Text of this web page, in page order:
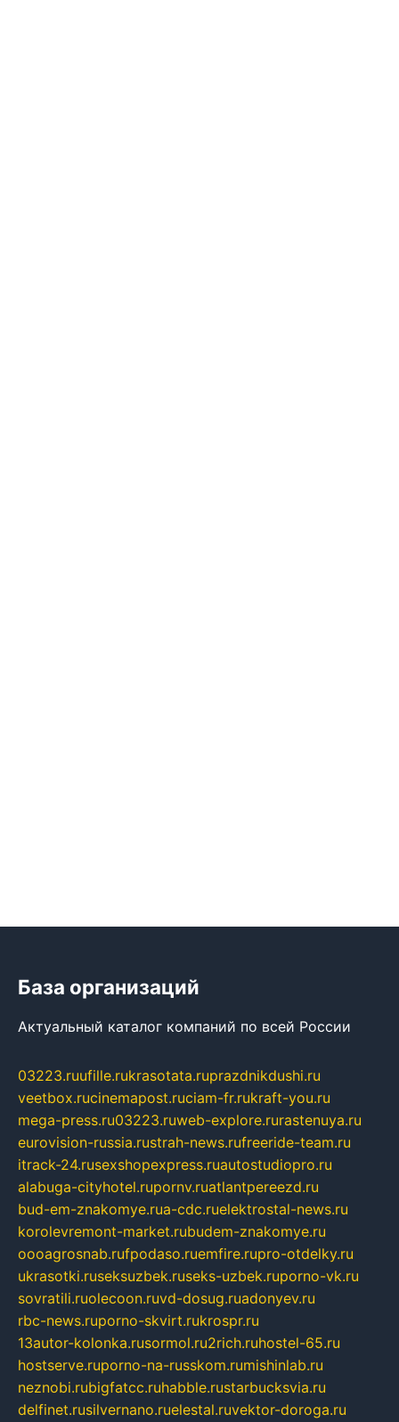
База организаций
Актуальный каталог компаний по всей России
03223.ruufille.rukrasotata.ruprazdnikdushi.ru
veetbox.rucinemapost.ruciam-fr.rukraft-you.ru
mega-press.ru03223.ruweb-explore.rurastenuya.ru
eurovision-russia.rustrah-news.rufreeride-team.ru
itrack-24.rusexshopexpress.ruautostudiopro.ru
alabuga-cityhotel.rupornv.ruatlantpereezd.ru
bud-em-znakomye.rua-cdc.ruelektrostal-news.ru
korolevremont-market.rubudem-znakomye.ru
oooagrosnab.rufpodaso.ruemfire.rupro-otdelky.ru
ukrasotki.ruseksuzbek.ruseks-uzbek.ruporno-vk.ru
sovratili.ruolecoon.ruvd-dosug.ruadonyev.ru
rbc-news.ruporno-skvirt.rukrospr.ru
13autor-kolonka.rusormol.ru2rich.ruhostel-65.ru
hostserve.ruporno-na-russkom.rumishinlab.ru
neznobi.rubigfatcc.ruhabble.rustarbucksvia.ru
delfinet.rusilvernano.ruelestal.ruvektor-doroga.ru